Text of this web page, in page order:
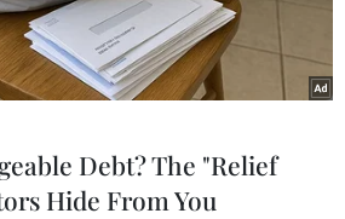
Debt? The "Relief
Hide From You